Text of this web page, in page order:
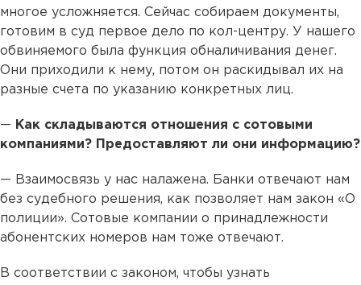
многое усложняется. Сейчас собираем документы,
готовим в суд первое дело по кол-центру. У нашего
обвиняемого была функция обналичивания денег.
Они приходили к нему, потом он раскидывал их на
разные счета по указанию конкретных лиц.
— Как складываются отношения с сотовыми
компаниями? Предоставляют ли они информацию?
— Взаимосвязь у нас налажена. Банки отвечают нам
без судебного решения, как позволяет нам закон «О
полиции». Сотовые компании о принадлежности
абонентских номеров нам тоже отвечают.
В соответствии с законом, чтобы узнать